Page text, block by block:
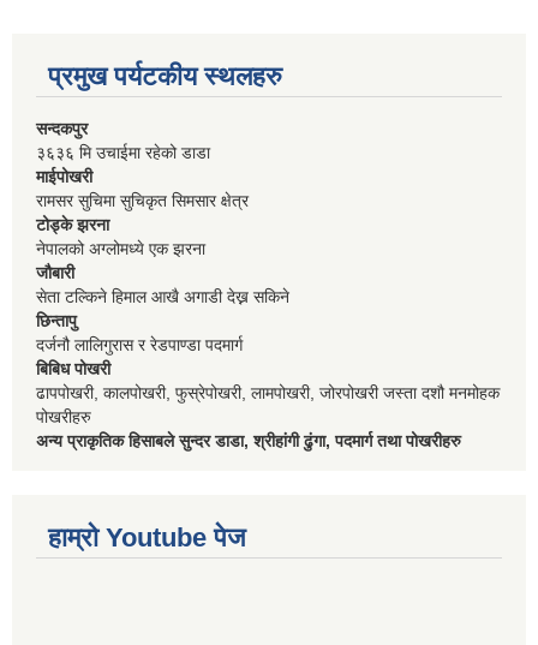
प्रमुख पर्यटकीय स्थलहरु
सन्दकपुर
३६३६ मि उचाईमा रहेको डाडा
माईपोखरी
रामसर सुचिमा सुचिकृत सिमसार क्षेत्र
टोड्के झरना
नेपालको अग्लोमध्ये एक झरना
जौबारी
सेता टल्किने हिमाल आखै अगाडी देख्न सकिने
छिन्तापु
दर्जनौ लालिगुरास र रेडपाण्डा पदमार्ग
बिबिध पोखरी
ढापपोखरी, कालपोखरी, फुस्रेपोखरी, लामपोखरी, जोरपोखरी जस्ता दशौ मनमोहक
पोखरीहरु
अन्य प्राकृतिक हिसाबले सुन्दर डाडा, श्रीहांगी ढुंगा, पदमार्ग तथा पोखरीहरु
हाम्रो Youtube पेज